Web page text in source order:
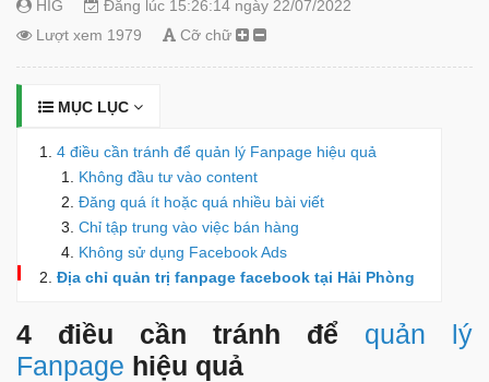
HIG
Đăng lúc 15:26:14 ngày 22/07/2022
Lượt xem 1979
Cỡ chữ
MỤC LỤC
4 điều cần tránh để quản lý Fanpage hiệu quả
Không đầu tư vào content
Đăng quá ít hoặc quá nhiều bài viết
Chỉ tập trung vào việc bán hàng
Không sử dụng Facebook Ads
Địa chỉ quản trị fanpage facebook tại Hải Phòng
4 điều cần tránh để quản lý
Fanpage hiệu quả